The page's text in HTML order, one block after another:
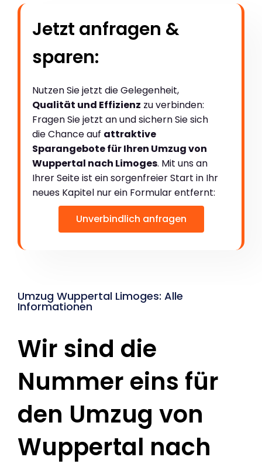
Jetzt anfragen &
sparen:
Nutzen Sie jetzt die Gelegenheit,
Qualität und Effizienz zu verbinden:
Fragen Sie jetzt an und sichern Sie sich
die Chance auf attraktive
Sparangebote für Ihren Umzug von
Wuppertal nach Limoges. Mit uns an
Ihrer Seite ist ein sorgenfreier Start in Ihr
neues Kapitel nur ein Formular entfernt:
Unverbindlich anfragen
Umzug Wuppertal Limoges: Alle
Informationen
Wir sind die
Nummer eins für
den Umzug von
Wuppertal nach